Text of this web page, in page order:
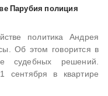
Парубия полиция
политика Андрея
Об этом говорится в
судебных решений.
сентября в квартире